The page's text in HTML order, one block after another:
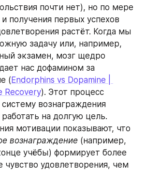
почти нет), но по мере
получения первых успехов
растёт. Когда мы
задачу или, например,
экзамен, мозг щедро
нас дофамином за
(Endorphins vs Dopamine |
Recovery). Этот процесс
вознаграждения
на долгую цель.
вознаграждение (например,
учёбы) формирует более
чувство удовлетворения, чем